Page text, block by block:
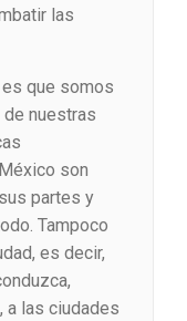
las
que somos
nuestras
son
partes y
Tampoco
es decir,
a las ciudades